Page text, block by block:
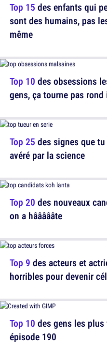
Top 10 des obsessions
gens, ça tourne pas rond
Top 20 des nouveaux
on a hâââââte
Top 10 des gens les
épisode 190
Top 15 des enfants qui
sont des humains, pas
même
Top 25 des signes que
avéré par la science
Top 9 des acteurs et
horribles pour devenir